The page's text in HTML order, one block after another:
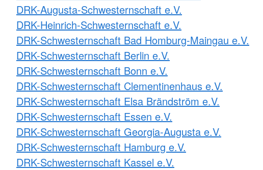
DRK-Augusta-Schwesternschaft e.V.
DRK-Heinrich-Schwesternschaft e.V.
DRK-Schwesternschaft Bad Homburg-Maingau e.V.
DRK-Schwesternschaft Berlin e.V.
DRK-Schwesternschaft Bonn e.V.
DRK-Schwesternschaft Clementinenhaus e.V.
DRK-Schwesternschaft Elsa Brändström e.V.
DRK-Schwesternschaft Essen e.V.
DRK-Schwesternschaft Georgia-Augusta e.V.
DRK-Schwesternschaft Hamburg e.V.
DRK-Schwesternschaft Kassel e.V.